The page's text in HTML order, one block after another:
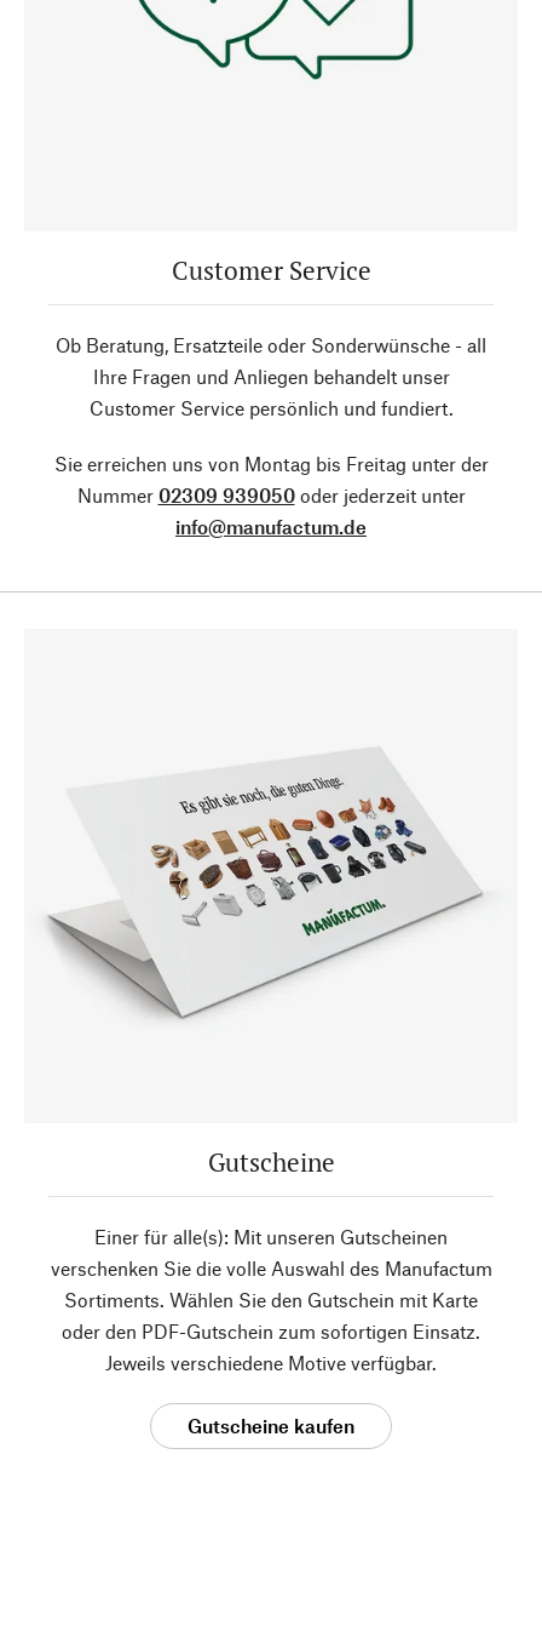
Customer Service
Ob Beratung, Ersatzteile oder Sonderwünsche - all
Ihre Fragen und Anliegen behandelt unser
Customer Service persönlich und fundiert.
Sie erreichen uns von Montag bis Freitag unter der
Nummer 02309 939050oder jederzeit unter
info@manufactum.de
Gutscheine
Einer für alle(s): Mit unseren Gutscheinen
verschenken Sie die volle Auswahl des Manufactum
Sortiments. Wählen Sie den Gutschein mit Karte
oder den PDF-Gutschein zum sofortigen Einsatz.
Jeweils verschiedene Motive verfügbar.
Gutscheine kaufen